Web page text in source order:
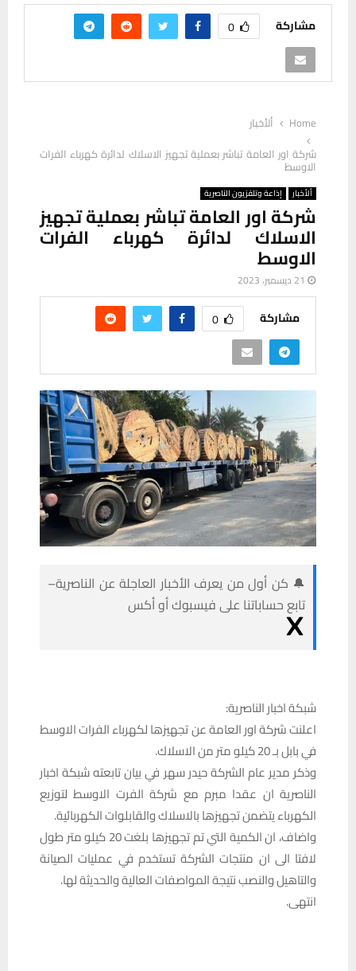
مشاركة 0
Home
ألأخبار
شركة اور العامة تباشر بعملية تجهيز الاسلاك لدائرة كهرباء الفرات
الاوسط
ألأخبار إذاعة وتلفزيون الناصرية
شركة اور العامة تباشر بعملية تجهيز
الاسلاك لدائرة كهرباء الفرات
الاوسط
21 ديسمبر، 2023
مشاركة 0
🔔 كن أول من يعرف الأخبار العاجلة عن الناصرية–
تابع حساباتنا على فيسبوك أو أكس
شبكة اخبار الناصرية:
اعلنت شركة اور العامة عن تجهيزها لكهرباء الفرات الاوسط
في بابل بـ 20 كيلو متر من الاسلاك.
وذكر مدير عام الشركة حيدر سهر في بيان تابعته شبكة اخبار
الناصرية ان عقدا مبرم مع شركة الفرت الاوسط لتوزيع
الكهرباء يتضمن تجهيزها بالاسلاك والقابلوات الكهربائية.
واضاف، ان الكمية التي تم تجهيزها بلغت 20 كيلو متر طول
لافتا الى ان منتجات الشركة تستخدم في عمليات الصيانة
والتاهيل والنصب نتيجة المواصفات العالية والحديثة لها.
انتهى.